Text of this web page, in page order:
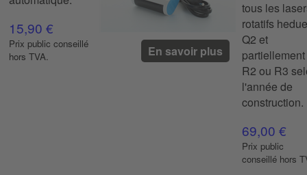
15,90 €
Prix ​​public conseillé
hors TVA.
En savoir plus
tous les
rotatifs hedue
Q2 et
partiellement
R2 ou R3
l'année de
construction.
69,00 €
Prix ​​public
conseillé hors